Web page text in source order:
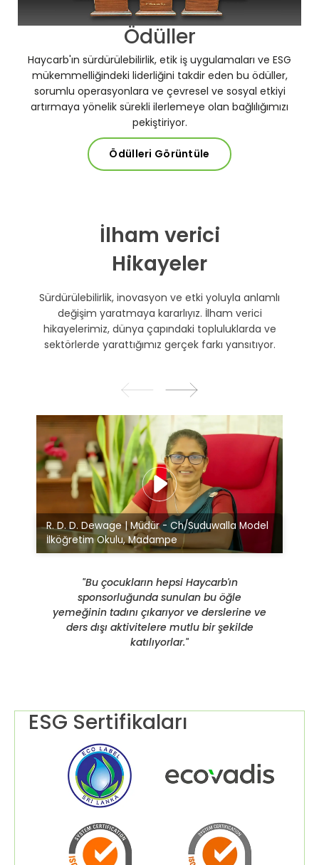
Ödüller
Haycarb'ın sürdürülebilirlik, etik iş uygulamaları ve ESG
mükemmelliğindeki liderliğini takdir eden bu ödüller,
sorumlu operasyonlara ve çevresel ve sosyal etkiyi
artırmaya yönelik sürekli ilerlemeye olan bağlılığımızı
pekiştiriyor.
Ödülleri Görüntüle
İlham verici
Hikayeler
Sürdürülebilirlik, inovasyon ve etki yoluyla anlamlı
değişim yaratmaya kararlıyız. İlham verici
hikayelerimiz, dünya çapındaki topluluklarda ve
sektörlerde yarattığımız gerçek farkı yansıtıyor.
R. D. D. Dewage | Müdür - Ch/Suduwalla Model
İlköğretim Okulu, Madampe
"Bu çocukların hepsi Haycarb'ın
sponsorluğunda sunulan bu öğle
yemeğinin tadını çıkarıyor ve derslerine ve
ders dışı aktivitelere mutlu bir şekilde
katılıyorlar."
ESG Sertifikaları